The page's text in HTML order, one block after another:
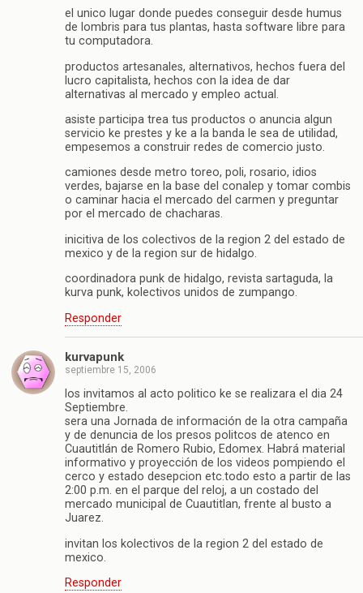
el unico lugar donde puedes conseguir desde humus
de lombris para tus plantas, hasta software libre para
tu computadora.
productos artesanales, alternativos, hechos fuera del
lucro capitalista, hechos con la idea de dar
alternativas al mercado y empleo actual.
asiste participa trea tus productos o anuncia algun
servicio ke prestes y ke a la banda le sea de utilidad,
empesemos a construir redes de comercio justo.
camiones desde metro toreo, poli, rosario, idios
verdes, bajarse en la base del conalep y tomar combis
o caminar hacia el mercado del carmen y preguntar
por el mercado de chacharas.
inicitiva de los colectivos de la region 2 del estado de
mexico y de la region sur de hidalgo.
coordinadora punk de hidalgo, revista sartaguda, la
kurva punk, kolectivos unidos de zumpango.
Responder
kurvapunk
septiembre 15, 2006
los invitamos al acto politico ke se realizara el dia 24
Septiembre.
sera una Jornada de información de la otra campaña
y de denuncia de los presos politcos de atenco en
Cuautitlán de Romero Rubio, Edomex. Habrá material
informativo y proyección de los videos pompiendo el
cerco y estado desepcion etc.todo esto a partir de las
2:00 p.m. en el parque del reloj, a un costado del
mercado municipal de Cuautitlan, frente al busto a
Juarez.
invitan los kolectivos de la region 2 del estado de
mexico.
Responder